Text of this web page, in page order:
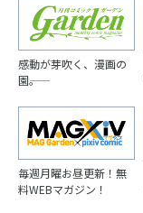
感動が芽吹く、漫画の
園――。
毎週月曜お昼更新！無
料WEBマガジン！